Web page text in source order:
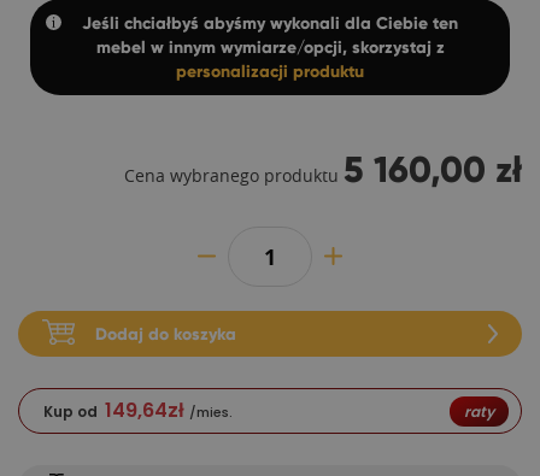
Jeśli chciałbyś abyśmy wykonali dla Ciebie ten
mebel w innym wymiarze/opcji, skorzystaj z
personalizacji produktu
Cena wybranego produktu 5 160,00 zł
Dodaj do koszyka
Kup od 149,64zł /mies. raty